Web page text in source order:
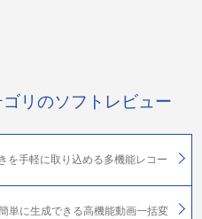
ゴリのソフトレビュー
を手軽に取り込める多機能レコー
単に生成できる高機能動画一括変